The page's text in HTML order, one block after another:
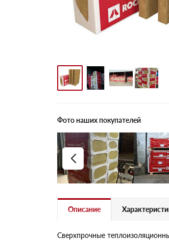
Фото наших покупателей
Описание
Сверхпрочные